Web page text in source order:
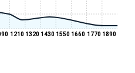
1210 1320 1430 1550 1660 1770 1890